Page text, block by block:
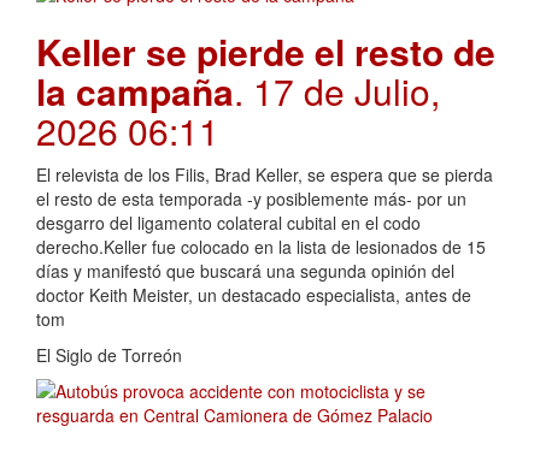
Keller se pierde el resto de
la campaña. 17 de Julio,
2026 06:11
El relevista de los Filis, Brad Keller, se espera que se pierda
el resto de esta temporada -y posiblemente más- por un
desgarro del ligamento colateral cubital en el codo
derecho.Keller fue colocado en la lista de lesionados de 15
días y manifestó que buscará una segunda opinión del
doctor Keith Meister, un destacado especialista, antes de
tom
El Siglo de Torreón